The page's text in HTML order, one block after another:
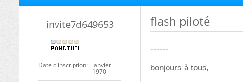
invite7d649653
Date d'inscription
janvier
1970
flash piloté
------
bonjours à tous,